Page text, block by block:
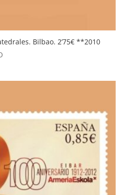
Bilbao. 2’75€ **2010